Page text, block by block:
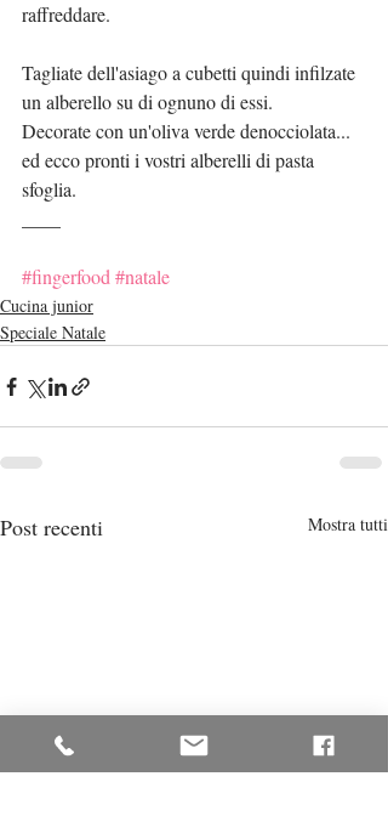
raffreddare.
Tagliate dell'asiago a cubetti quindi infilzate
un alberello su di ognuno di essi.
Decorate con un'oliva verde denocciolata...
ed ecco pronti i vostri alberelli di pasta
sfoglia.
#fingerfood#natale
Cucina junior
Speciale Natale
Post recenti Mostra tutti